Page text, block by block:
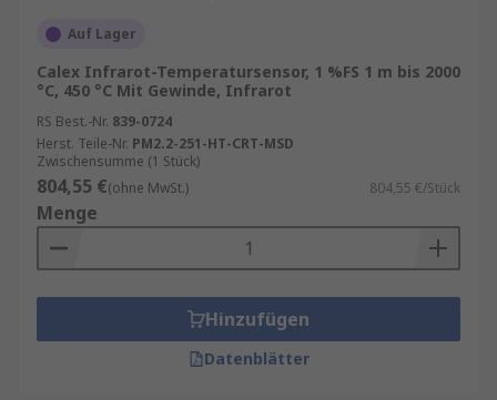
Auf Lager
Calex Infrarot-Temperatursensor, 1 %FS 1 m bis 2000
°C, 450 °C Mit Gewinde, Infrarot
RS Best.-Nr. 839-0724
Herst. Teile-Nr. PM2.2-251-HT-CRT-MSD
Zwischensumme (1 Stück)
804,55 €(ohne MwSt.) 804,55 €/Stück
Menge
Hinzufügen
Datenblätter